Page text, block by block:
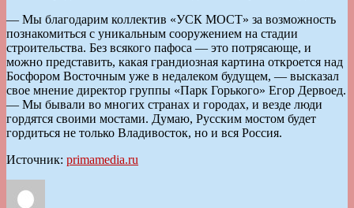
— Мы благодарим коллектив «УСК МОСТ» за возможность
познакомиться с уникальным сооружением на стадии
строительства. Без всякого пафоса — это потрясающе, и
можно представить, какая грандиозная картина откроется над
Босфором Восточным уже в недалеком будущем, — высказал
свое мнение директор группы «Парк Горького» Егор Дервоед.
— Мы бывали во многих странах и городах, и везде люди
гордятся своими мостами. Думаю, Русским мостом будет
гордиться не только Владивосток, но и вся Россия.
Источник: primamedia.ru